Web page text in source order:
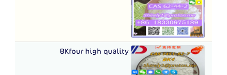
BKfour high quality